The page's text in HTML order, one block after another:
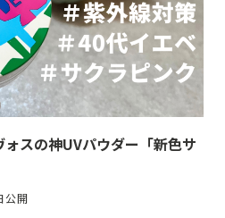
スの神UVパウダー「新色サ
公開